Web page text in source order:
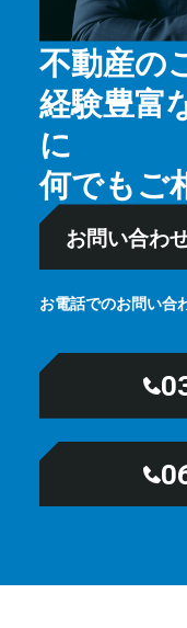
不動産の
経験豊富
に
何でもご
お問い合わ
お電話でのお問い合